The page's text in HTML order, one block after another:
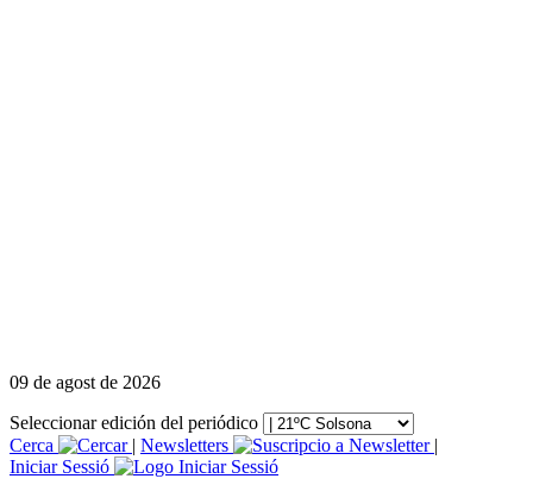
09 de agost de 2026
Seleccionar edición del periódico
Cerca
| Newsletters
|
Iniciar Sessió